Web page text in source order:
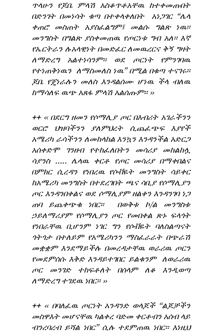
ጥላሁን የጆቤ ምላሽ አስቆጥቶአቸዉ ከተቀመጡበት
በድንገት በመነሳት ቁጣ በተቀላቀለበት አነጋገር “ሌላ
ቀጠሮ መስጠት አያስፈልግም፤ መልሱ ግልጽ ነዉ፡፡
መንግስት በግልጽ ያስቀመጠዉ የጦርነቱ ግብ አለ፡፡ እኛ
የኤርትራን ሉአላዊነት በመድፈር ለመዉረርና ቅኝ ግዛት
ለማድረግ አልተነሳንም፡፡ ወደ ጦርነት የምንገባዉ
የተነጠቅነዉን ለማስመለስ ነዉ” በሚል በቁጣ ተናገሩ፡፡
ጆቤ የጄነራሉን መለስ እንዳልሰሙ ሆነዉ ችላ ብለዉ
ከማሳለፍ ዉጭ አጸፋ ምላሽ አልሰጡም፡፡ ››
++‹‹ በደርግ ዘመን የሶማሊያ ጦር በእብሪት አገራችንን
ወርሮ ህዝባችንን ያለምህረት ሲጨፈጭፍ እያየች
አሜሪካ ራሳችንን ለመከላከል እንኳን እንዳንችል አድርጋ
አሰቀድሞ ገንዘብ የተከፈለበትን መሳሪያ መከልከሏ
ሳያንስ ….. ሌላዉ ቀርቶ የጦር መሳሪያ በማቀበልና
በምክር ሲረዳን የነበረዉ የሶቭዬት መንግስት ሳይቀር
ከአሜሪካ መንግስት በተደረገበት ጫና ሳቢያ የሶማሊያን
ጦር እንዳንበቀልና ወደ ሶማሊያም ዘልቀን እንዳንገባ ነጋ
ጠባ ይጨቀጭቁ ነበር፡፡ በወቅቱ ኮ/ል መንግስቱ
ኃይለማሪያም የሶማሊያን ጦር የመበቀል ጽኑ ፍላጎት
የነበራቸዉ ቢሆንም ነገር ግን የሶቭዬት ባለስልጣናት
ጎትጎታ በተለይም የአሜሪካንን ማስፈራራት በጭራሽ
መቋቋም እንደማይችሉ በመረዳታቸዉ ወራሪዉ ጦርን
የመደምሰሱ እቅድ እንዳይተገበር ይልቁንም ለወራሪዉ
ጦር መንገድ ተከፍቶለት በሰላም ለቆ እንዲወጣ
ለማድረግ ተገደዉ ነበር፡፡ ››
++‹‹ በባለፈዉ ጦርነት አንዳንድ ወላጆች “ልጆቻችን
መስዋእት መሆናቸዉ ካልቀረ ባድመ ቀርቶብን አሰብ ላይ
ብንረባረብ ይሻል ነበር” ሲሉ ተደምጠዉ ነበር፡፡ እነዚህ